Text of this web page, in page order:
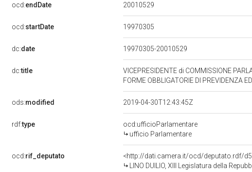
ocd:endDate 20010529
ocd:startDate 19970305
dc:date 19970305-20010529
dc:title
VICEPRESIDENTE di COMMISSIONE
FORME OBBLIGATORIE DI PREVIDENZA
ods:modified 2019-04-30T12:43:45Z
rdf:type
ocd:ufficioParlamentare
ufficio Parlamentare
ocd:rif_deputato
<http://dati.camera.it/ocd/deputato.rdf/
LINO DUILIO, XIII Legislatura della